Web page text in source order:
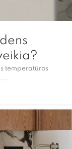
temperatūros